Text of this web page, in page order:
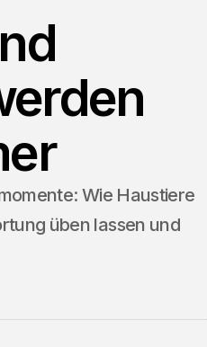
Wie Haustiere
üben lassen und